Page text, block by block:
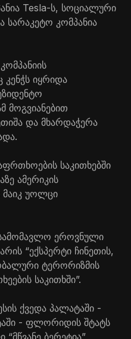
Tesla-ს, სოციალური
კომპანია
იყრიდა
მოგვიანებით
და მხარდაჭერა
საკითხებში
ამერიკის
მაიკ უოლცი
ეროვნული
“ექსპერტი ჩინეთის,
ტერორიზმის
საკითხში”.
ქვედა პალატაში -
- ფლორიდის შტატს
ბერეტია”